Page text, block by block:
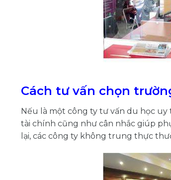
Cách tư vấn chọn
Nếu là một công ty tư vấn du học
tài chính cũng như cân nhắc giúp
lại, các công ty không trung thực